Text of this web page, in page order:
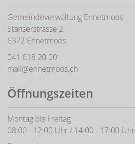
Gemeindeverwaltung Ennetmoos
Stanserstrasse 2
6372 Ennetmoos
041 618 20 00
mail@ennetmoos.ch
Öffnungszeiten
Montag bis Freitag
08:00 - 12:00 Uhr / 14:00 - 17:00 Uhr